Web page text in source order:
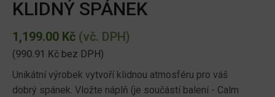
KLIDNÝ SPÁNEK
1,199.00 Kč (vč. DPH)
(990.91 Kč bez DPH)
Unikátní výrobek vytvoří klidnou atmosféru pro váš
dobrý spánek. Vložte náplň (je součástí balení - Calm